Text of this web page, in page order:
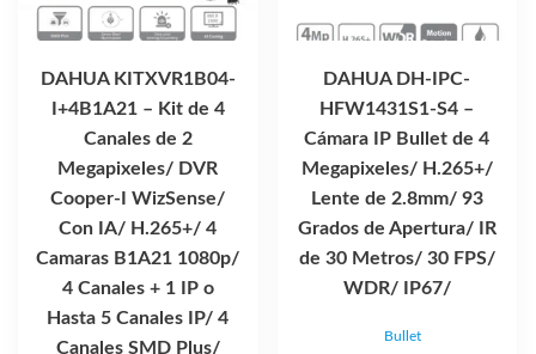
DAHUA KITXVR1B04-
I+4B1A21 – Kit de 4
Canales de 2
Megapixeles/ DVR
Cooper-I WizSense/
Con IA/ H.265+/ 4
Camaras B1A21 1080p/
4 Canales + 1 IP o
Hasta 5 Canales IP/ 4
Canales SMD Plus/
DAHUA DH-IPC-
HFW1431S1-S4 –
Cámara IP Bullet de 4
Megapixeles/ H.265+/
Lente de 2.8mm/ 93
Grados de Apertura/ IR
de 30 Metros/ 30 FPS/
WDR/ IP67/
Bullet